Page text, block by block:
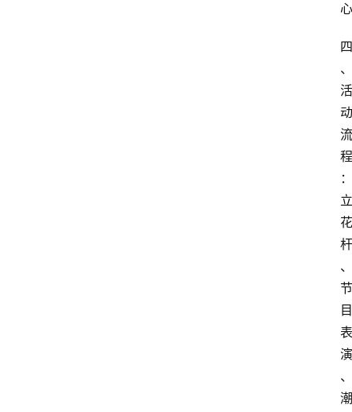
心
四
、
活
动
流
程
：
立
花
杆
、
节
目
表
演
、
潮